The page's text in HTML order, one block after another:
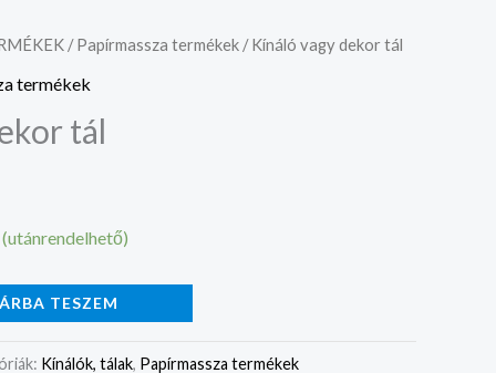
/Papírmassza termékek / Kínáló vagy dekor tál
termékek
tál
TESZEM
Kínálók, tálak, Papírmassza termékek